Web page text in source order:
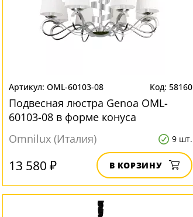
OML-60103-08 58160
Подвесная люстра Genoa OML-
60103-08 в форме конуса
Omnilux (Италия)
9 шт.
13 580 ₽ В КОРЗИНУ